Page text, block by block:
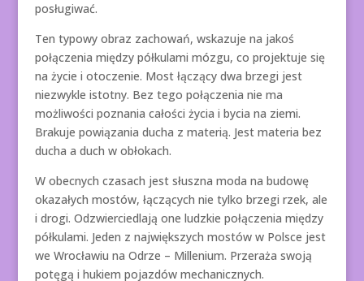
posługiwać.
Ten typowy obraz zachowań, wskazuje na jakoś
połączenia między półkulami mózgu, co projektuje się
na życie i otoczenie. Most łączący dwa brzegi jest
niezwykle istotny. Bez tego połączenia nie ma
możliwości poznania całości życia i bycia na ziemi.
Brakuje powiązania ducha z materią. Jest materia bez
ducha a duch w obłokach.
W obecnych czasach jest słuszna moda na budowę
okazałych mostów, łączących nie tylko brzegi rzek, ale
i drogi. Odzwierciedlają one ludzkie połączenia między
półkulami. Jeden z największych mostów w Polsce jest
we Wrocławiu na Odrze – Millenium. Przeraża swoją
potęgą i hukiem pojazdów mechanicznych.